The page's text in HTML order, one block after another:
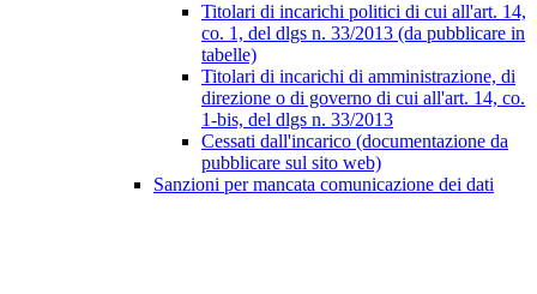
Titolari di incarichi politici di cui all'art. 14,
co. 1, del dlgs n. 33/2013 (da pubblicare in
tabelle)
Titolari di incarichi di amministrazione, di
direzione o di governo di cui all'art. 14, co.
1-bis, del dlgs n. 33/2013
Cessati dall'incarico (documentazione da
pubblicare sul sito web)
Sanzioni per mancata comunicazione dei dati